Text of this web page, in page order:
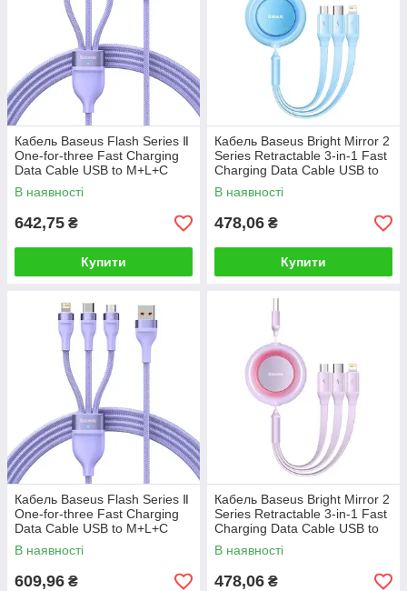
Кабель Baseus Flash Series Ⅱ
One-for-three Fast Charging
Data Cable USB to M+L+C
100W 1.2m Purple
В наявності
642,75 ₴
Купити
Кабель Baseus Bright Mirror 2
Series Retractable 3-in-1 Fast
Charging Data Cable USB to
M+L+C 3.5A 1.1m Sky Blue
В наявності
478,06 ₴
Купити
Кабель Baseus Flash Series Ⅱ
One-for-three Fast Charging
Data Cable USB to M+L+C
66W 1.2m Purple
В наявності
609,96 ₴
Кабель Baseus Bright Mirror 2
Series Retractable 3-in-1 Fast
Charging Data Cable USB to
M+L+C 3.5A 1.1m Purple
В наявності
478,06 ₴